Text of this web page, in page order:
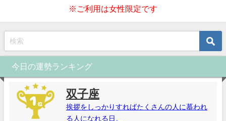
※ご利用は女性限定です
今日の運勢ランキング
双子座
挨拶をしっかりすればたくさんの人に慕われ
る人になれる日。